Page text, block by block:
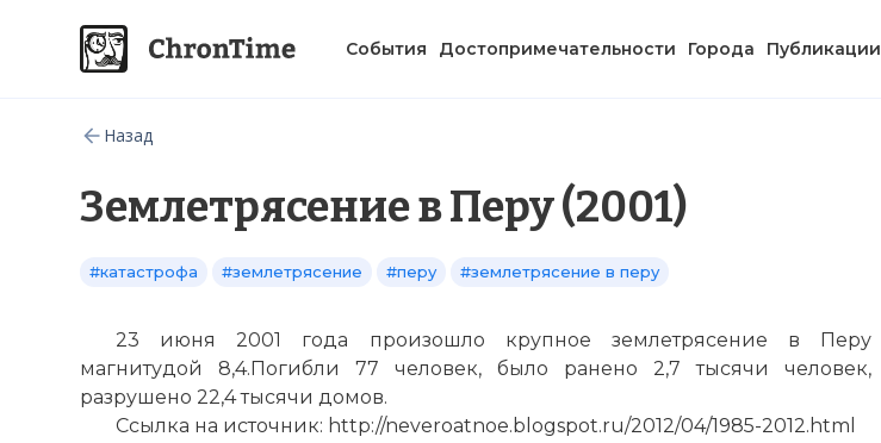
События Достопримечательности Города Публикации
Назад
Землетрясение в Перу (2001)
#катастрофа #землетрясение #перу #землетрясение в перу
23 июня 2001 года произошло крупное землетрясение в Перу
магнитудой 8,4.Погибли 77 человек, было ранено 2,7 тысячи человек,
разрушено 22,4 тысячи домов.
Ссылка на источник: http://neveroatnoe.blogspot.ru/2012/04/1985-2012.html